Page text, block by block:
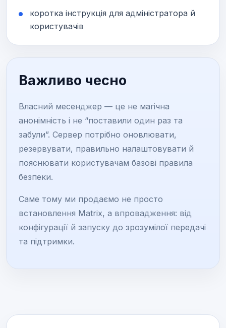
коротка інструкція для адміністратора й
користувачів
Важливо чесно
Власний месенджер — це не магічна
анонімність і не “поставили один раз та
забули”. Сервер потрібно оновлювати,
резервувати, правильно налаштовувати й
пояснювати користувачам базові правила
безпеки.
Саме тому ми продаємо не просто
встановлення Matrix, а впровадження: від
конфігурації й запуску до зрозумілої передачі
та підтримки.